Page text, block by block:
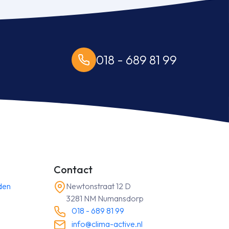
SRC
018 - 689 81 99
Contact
Newtonstraat 12 D
3281 NM Numansdorp
018 - 689 81 99
info@clima-active.nl